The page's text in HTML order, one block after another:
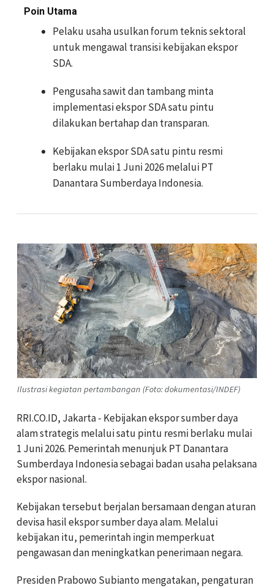
Poin Utama
Pelaku usaha usulkan forum teknis sektoral
untuk mengawal transisi kebijakan ekspor
SDA.
Pengusaha sawit dan tambang minta
implementasi ekspor SDA satu pintu
dilakukan bertahap dan transparan.
Kebijakan ekspor SDA satu pintu resmi
berlaku mulai 1 Juni 2026 melalui PT
Danantara Sumberdaya Indonesia.
Ilustrasi kegiatan pertambangan (Foto: dokumentasi/INDEF)
RRI.CO.ID, Jakarta - Kebijakan ekspor sumber daya
alam strategis melalui satu pintu resmi berlaku mulai
1 Juni 2026. Pemerintah menunjuk PT Danantara
Sumberdaya Indonesia sebagai badan usaha pelaksana
ekspor nasional.
Kebijakan tersebut berjalan bersamaan dengan aturan
devisa hasil ekspor sumber daya alam. Melalui
kebijakan itu, pemerintah ingin memperkuat
pengawasan dan meningkatkan penerimaan negara.
Presiden Prabowo Subianto mengatakan, pengaturan